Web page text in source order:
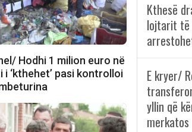
Hodhi 1 milion euro në
i ‘kthehet’ pasi kontrolloi
Kthesë
lojtarit të
E kryer/
yllin që
merkatos